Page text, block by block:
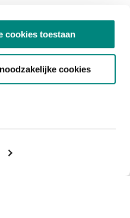
cookies toestaan
cookies